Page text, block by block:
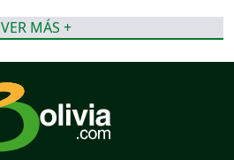
VER MÁS +